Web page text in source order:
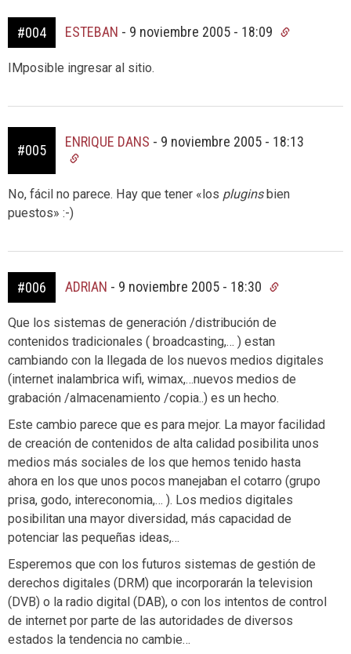
#004 ESTEBAN - 9 noviembre 2005 - 18:09
IMposible ingresar al sitio.
#005
ENRIQUE DANS - 9 noviembre 2005 - 18:13
No, fácil no parece. Hay que tener «los pluginsbien
puestos» :-)
#006 ADRIAN - 9 noviembre 2005 - 18:30
Que los sistemas de generación /distribución de
contenidos tradicionales ( broadcasting,… ) estan
cambiando con la llegada de los nuevos medios digitales
(internet inalambrica wifi, wimax,…nuevos medios de
grabación /almacenamiento /copia..) es un hecho.
Este cambio parece que es para mejor. La mayor facilidad
de creación de contenidos de alta calidad posibilita unos
medios más sociales de los que hemos tenido hasta
ahora en los que unos pocos manejaban el cotarro (grupo
prisa, godo, intereconomia,… ). Los medios digitales
posibilitan una mayor diversidad, más capacidad de
potenciar las pequeñas ideas,…
Esperemos que con los futuros sistemas de gestión de
derechos digitales (DRM) que incorporarán la television
(DVB) o la radio digital (DAB), o con los intentos de control
de internet por parte de las autoridades de diversos
estados la tendencia no cambie…